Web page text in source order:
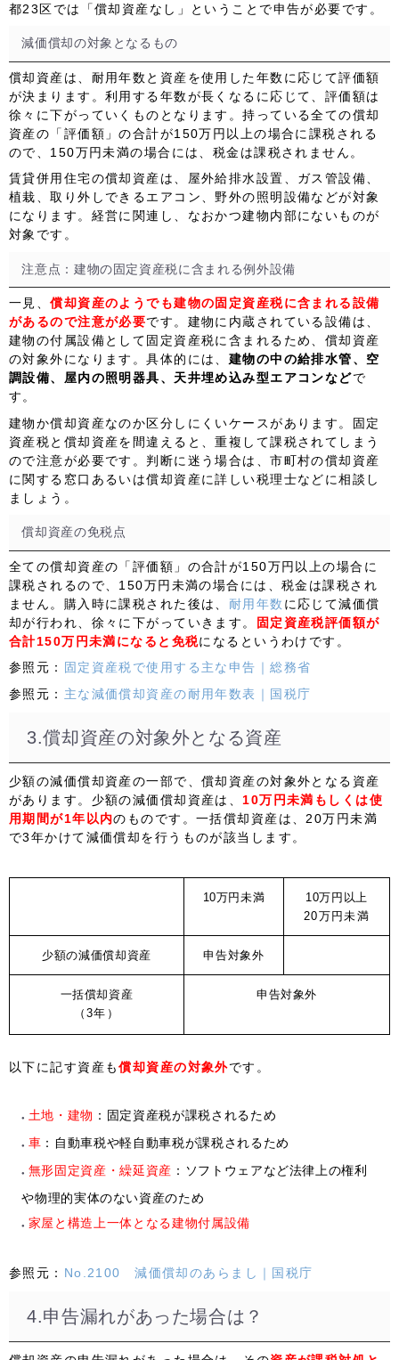
都23区では「償却資産なし」ということで申告が必要です。
減価償却の対象となるもの
償却資産は、耐用年数と資産を使用した年数に応じて評価額
が決まります。利用する年数が長くなるに応じて、評価額は
徐々に下がっていくものとなります。持っている全ての償却
資産の「評価額」の合計が150万円以上の場合に課税される
ので、150万円未満の場合には、税金は課税されません。
賃貸併用住宅の償却資産は、屋外給排水設置、ガス管設備、
植栽、取り外しできるエアコン、野外の照明設備などが対象
になります。経営に関連し、なおかつ建物内部にないものが
対象です。
注意点：建物の固定資産税に含まれる例外設備
一見、償却資産のようでも建物の固定資産税に含まれる設備
があるので注意が必要です。建物に内蔵されている設備は、
建物の付属設備として固定資産税に含まれるため、償却資産
の対象外になります。具体的には、 建物の中の給排水管、空
調設備、屋内の照明器具、天井埋め込み型エアコンなどで
す。
建物か償却資産なのか区分しにくいケースがあります。固定
資産税と償却資産を間違えると、重複して課税されてしまう
ので注意が必要です。判断に迷う場合は、市町村の償却資産
に関する窓口あるいは償却資産に詳しい税理士などに相談し
ましょう。
償却資産の免税点
全ての償却資産の「評価額」の合計が150万円以上の場合に
課税されるので、 150万円未満の場合には、税金は課税され
ません 。購入時に課税された後は、 耐用年数 に応じて減価償
却が行われ、徐々に下がっていきます。
固定資産税評価額が
合計150万円未満になると免税になるというわけです。
参照元：
固定資産税で使用する主な申告｜総務省
参照元： 主な減価償却資産の耐用年数表｜国税庁
3.償却資産の対象外となる資産
少額の減価償却資産の一部で、償却資産の対象外となる資産
があります。少額の減価償却資産は、 10万円未満もしくは使
用期間が1年以内のものです。一括償却資産は、20万円未満
で3年かけて減価償却を行うものが該当します。
10万円未満
10万円以上
20万円未満
少額の減価償却資産 申告対象外
一括償却資産
（3年）
申告対象外
以下に記す資産も償却資産の対象外です。
土地・建物 ：固定資産税が課税されるため
車 ：自動車税や軽自動車税が課税されるため
無形固定資産・繰延資産 ：ソフトウェアなど法律上の権利
や物理的実体のない資産のため
家屋と構造上一体となる建物付属設備
参照元： No.2100 減価償却のあらまし｜国税庁
4.申告漏れがあった場合は？